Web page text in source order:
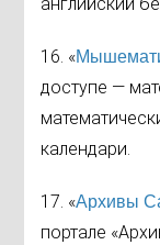
16. «
доступе —
календари.
17. «Архивы
портале